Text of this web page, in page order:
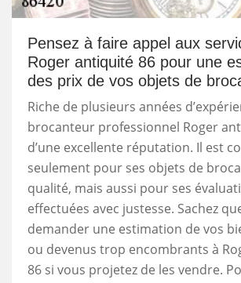
Pensez à faire appel aux
Roger antiquité 86 pour une
des prix de vos objets de
Riche de plusieurs années
brocanteur professionnel Roger
d’une excellente réputation. Il est
seulement pour ses objets de
qualité, mais aussi pour ses
effectuées avec justesse. Sachez
demander une estimation de vos
ou devenus trop encombrants à
86 si vous projetez de les vendre.